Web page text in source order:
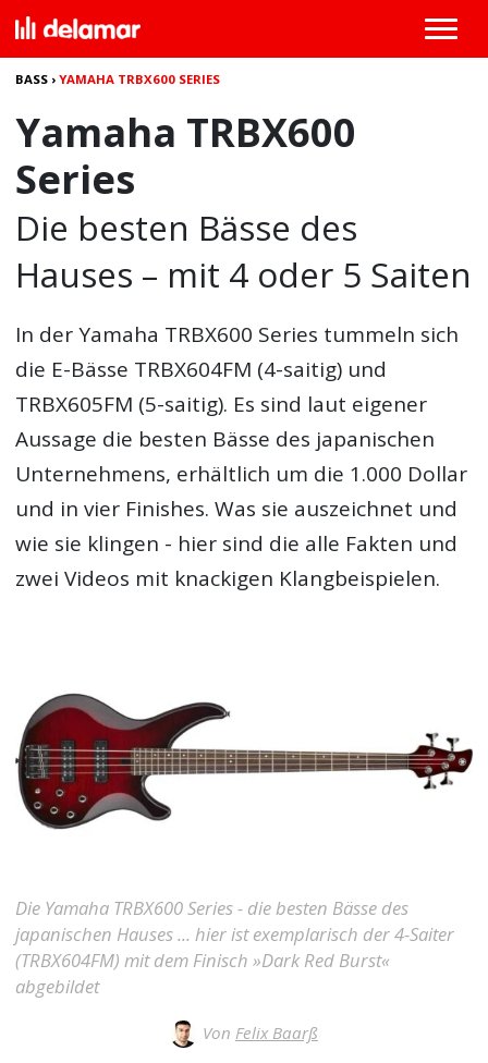
BASS ›YAMAHA TRBX600 SERIES
Yamaha TRBX600
Series
Die besten Bässe des
Hauses – mit 4 oder 5 Saiten
In derYamaha TRBX600 Series tummeln sich
die E-Bässe TRBX604FM (4-saitig) und
TRBX605FM (5-saitig). Es sind laut eigener
Aussage die besten Bässe des japanischen
Unternehmens, erhältlich um die 1.000 Dollar
und in vier Finishes. Was sie auszeichnet und
wie sie klingen - hier sind die alle Fakten und
zwei Videos mit knackigen Klangbeispielen.
Die Yamaha TRBX600 Series - die besten Bässe des
japanischen Hauses ... hier ist exemplarisch der 4-Saiter
(TRBX604FM) mit dem Finisch »Dark Red Burst«
abgebildet
Von Felix Baarß